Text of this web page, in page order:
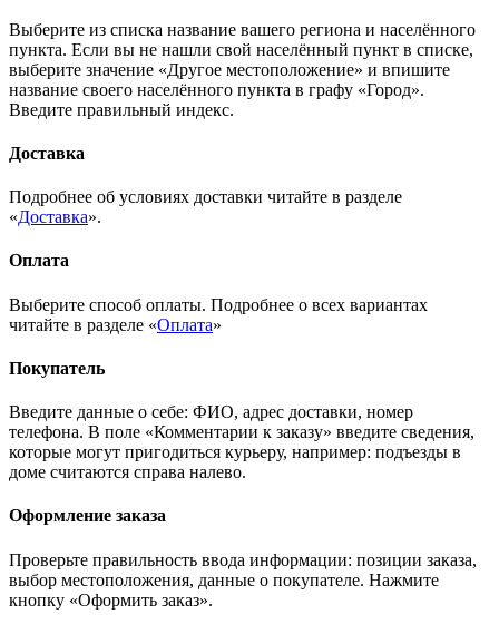
Выберите из списка название вашего региона и населённого
пункта. Если вы не нашли свой населённый пункт в списке,
выберите значение «Другое местоположение» и впишите
название своего населённого пункта в графу «Город».
Введите правильный индекс.
Доставка
Подробнее об условиях доставки читайте в разделе
«Доставка».
Оплата
Выберите способ оплаты. Подробнее о всех вариантах
читайте в разделе «Оплата»
Покупатель
Введите данные о себе: ФИО, адрес доставки, номер
телефона. В поле «Комментарии к заказу» введите сведения,
которые могут пригодиться курьеру, например: подъезды в
доме считаются справа налево.
Оформление заказа
Проверьте правильность ввода информации: позиции заказа,
выбор местоположения, данные о покупателе. Нажмите
кнопку «Оформить заказ».